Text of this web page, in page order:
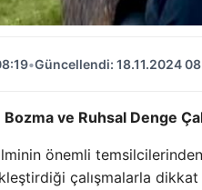
•Güncellendi: 18.11.2024
Bozma ve Ruhsal Denge
önemli
çalışmalarla